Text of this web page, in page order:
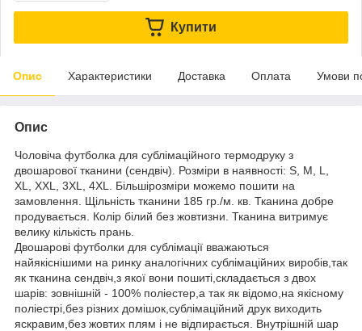
Купити
Опис Характеристики Доставка Оплата Умови
Опис
Чоловіча футболка для сублімаційного термодруку з
двошарової тканини (сендвіч). Розміри в наявності: S, M, L,
XL, XXL, 3XL, 4XL. Більшірозміри можемо пошити на
замовлення. Щільність тканини 185 гр./м. кв. Тканина добре
продувається. Колір білий без жовтизни. Тканина витримує
велику кількість прань.
Двошарові футболки для сублімації вважаються
найякіснішими на ринку аналогічних сублімаційних виробів,так
як тканина сендвіч,з якої вони пошиті,складається з двох
шарів: зовнішній - 100% поліестер,а так як відомо,на якісному
поліестрі,без різних домішок,сублімаційний друк виходить
яскравим,без жовтих плям і не відпирається. Внутрішній шар